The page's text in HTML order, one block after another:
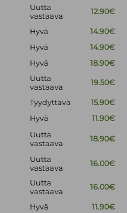
Uutta
vastaava
12.90€
Hyvä
14.90€
Hyvä
14.90€
Hyvä 18.90€
Uutta
vastaava
19.50€
Tyydyttävä
15.90€
Hyvä
11.90€
Uutta
vastaava
18.90€
Uutta
vastaava
16.00€
Uutta
vastaava
16.00€
Hyvä 11.90€